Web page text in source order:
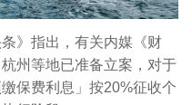
》指出，有关内媒《财
州等地已准备立案，对于
保费利息」按20%征收个